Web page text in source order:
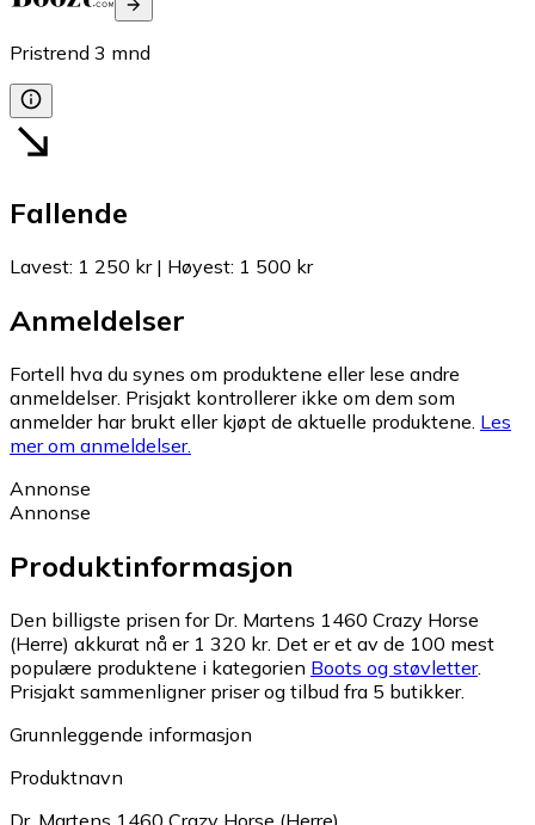
Pristrend 3 mnd
Fallende
Lavest: 1 250 kr| Høyest: 1 500 kr
Anmeldelser
Fortell hva du synes om produktene eller lese andre
anmeldelser. Prisjakt kontrollerer ikke om dem som
anmelder har brukt eller kjøpt de aktuelle produktene. Les
mer om anmeldelser.
Annonse
Annonse
Produktinformasjon
Den billigste prisen for Dr. Martens 1460 Crazy Horse
(Herre) akkurat nå er 1 320 kr. Det er et av de 100 mest
populære produktene i kategorien Boots og støvletter.
Prisjakt sammenligner priser og tilbud fra 5 butikker.
Grunnleggende informasjon
Produktnavn
Dr. Martens 1460 Crazy Horse (Herre)